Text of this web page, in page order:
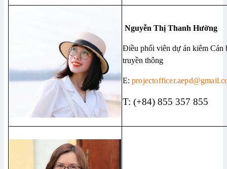
Nguyễn Thị Thanh Hường
Điều phối viên dự án kiêm Cán
truyền thông
E:
T: (+84) 855 357 855